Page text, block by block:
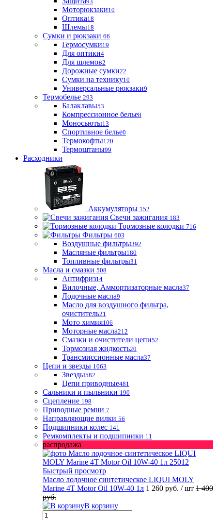
Моторюкзаки10
Оптика18
Шлемы18
Сумки и рюкзаки 66
Гермосумки19
Для оптики4
Для шлемов2
Дорожные сумки22
Сумки на технику10
Универсальные рюкзаки9
Термобелье 293
Балаклавы53
Компрессионное белье8
Моносьюты13
Спортивное белье0
Термокофты120
Термоштаны99
Расходники
Аккумуляторы 152
Свечи зажигания 183
Тормозные колодки 716
Фильтры 603
Воздушные фильтры392
Масляные фильтры180
Топливные фильтры31
Масла и смазки 508
Антифриз14
Вилочные, Аммортизаторные масла37
Лодочные масла9
Масло для воздушного фильтра,
очиститель21
Мото химия106
Моторные масла212
Смазки и очистители цепи52
Тормозная жидкость20
Трансмиссионные масла37
Цепи и звезды 1063
Звезды582
Цепи приводные481
Сальники и пыльники 190
Сцепление 198
Приводные ремни 7
Направляющие вилки 56
Подшипники колес 141
Ремкомплекты и подшипники 11
распродажа
Быстрый просмотр
Масло лодочное синтетическое LIQUI MOLY
Marine 4T Motor Oil 10W-40 1л 1 260 руб. / шт 1 400
руб.
В корзину